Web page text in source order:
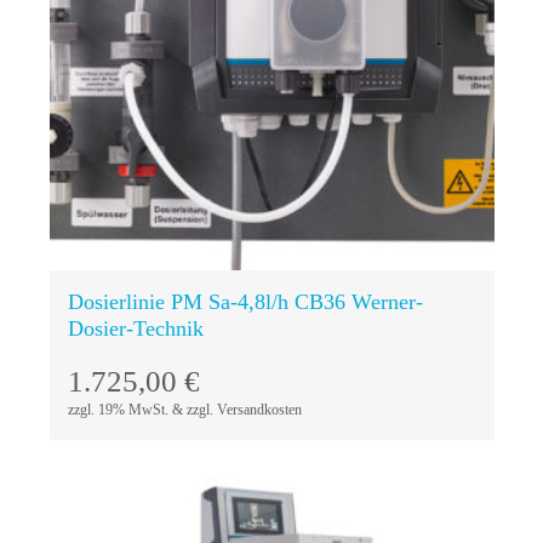
Technik Reinigungsutensilien
REZ Beluga
Sicherheitskennzeichnung
Salztabletten
Marmorkies
Dosierlinie PM Sa-4,8l/h CB36 Werner-
Dosier-Technik
1.725,00 €
zzgl. 19% MwSt. & zzgl. Versandkosten
Warenkorb